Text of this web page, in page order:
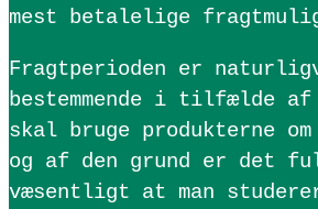
mest betalelige
Fragtperioden er
bestemmende i tilfælde
skal bruge produkterne
og af den grund er det
væsentligt at man